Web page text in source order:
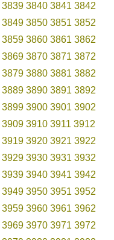
3839 3840 3841 3842
3849 3850 3851 3852
3859 3860 3861 3862
3869 3870 3871 3872
3879 3880 3881 3882
3889 3890 3891 3892
3899 3900 3901 3902
3909 3910 3911 3912
3919 3920 3921 3922
3929 3930 3931 3932
3939 3940 3941 3942
3949 3950 3951 3952
3959 3960 3961 3962
3969 3970 3971 3972